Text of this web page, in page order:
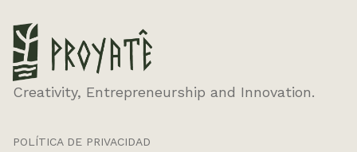
Creativity, Entrepreneurship and Innovation.
POLÍTICA DE PRIVACIDAD